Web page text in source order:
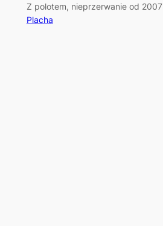
Z polotem, nieprzerwanie od 2007
Placha